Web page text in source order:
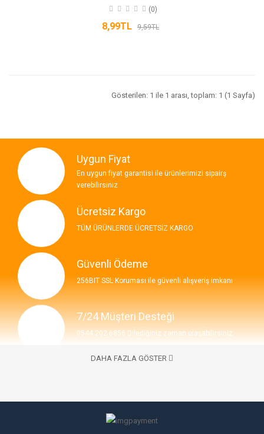
(0)
8,99TL 9,59TL
Gösterilen: 1 ile 1 arası, toplam: 1 (1 Sayfa)
Uygun Fiyat
En uygun fiyat garantisi ile ürünlerimizi sipairş
verebilirsiniz
Ücretsiz Kargo
TÜM ÜRÜNLERDE ÜCRETSİZ KARGO
Güvenli Ödeme
256BIT SSL Koruması ile güvenli alışveriş imkanı
7/24 Müşteri Desteği
0544 202 6856 Dilediğiniz zaman ulaşabilirsiniz
7/24 Bize Ulaşabilirsiniz
DAHA FAZLA GÖSTER